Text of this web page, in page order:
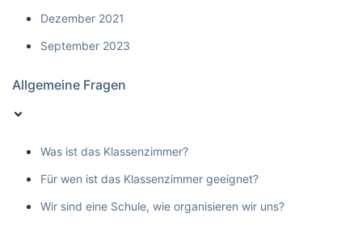
Dezember 2021
September 2023
Allgemeine Fragen
Was ist das Klassenzimmer?
Für wen ist das Klassenzimmer geeignet?
Wir sind eine Schule, wie organisieren wir uns?